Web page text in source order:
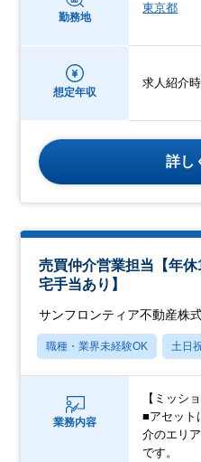
勤務地
東京都
想定年収
求人紹介
詳し
売買仲介営業担当【年
宅手当あり】
サンフロンティア不動産株
職種・業界未経験OK 土日
業務内容
【ミッショ
■アセット
介のエリ
です。